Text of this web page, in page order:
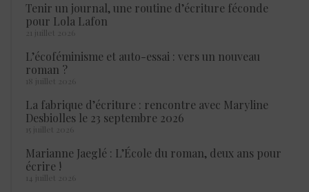
Tenir un journal, une routine d’écriture féconde
pour Lola Lafon
21 juillet 2026
L’écoféminisme et auto-essai : vers un nouveau
roman ?
18 juillet 2026
La fabrique d’écriture : rencontre avec Maryline
Desbiolles le 23 septembre 2026
15 juillet 2026
Marianne Jaeglé : L’École du roman, deux ans pour
écrire !
14 juillet 2026